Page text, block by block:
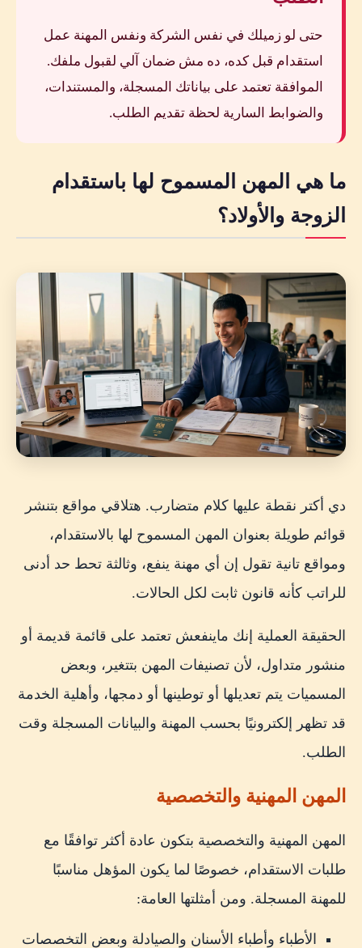
حتى لو زميلك في نفس الشركة ونفس المهنة عمل
استقدام قبل كده، ده مش ضمان آلي لقبول ملفك.
الموافقة تعتمد على بياناتك المسجلة، والمستندات،
والضوابط السارية لحظة تقديم الطلب.
ما هي المهن المسموح لها باستقدام
الزوجة والأولاد؟
دي أكتر نقطة عليها كلام متضارب. هتلاقي مواقع بتنشر
قوائم طويلة بعنوان المهن المسموح لها بالاستقدام،
ومواقع تانية تقول إن أي مهنة ينفع، وثالثة تحط حد أدنى
للراتب كأنه قانون ثابت لكل الحالات.
الحقيقة العملية إنك ماينفعش تعتمد على قائمة قديمة أو
منشور متداول، لأن تصنيفات المهن بتتغير، وبعض
المسميات يتم تعديلها أو توطينها أو دمجها، وأهلية الخدمة
قد تظهر إلكترونيًا بحسب المهنة والبيانات المسجلة وقت
الطلب.
المهن المهنية والتخصصية
المهن المهنية والتخصصية بتكون عادة أكثر توافقًا مع
طلبات الاستقدام، خصوصًا لما يكون المؤهل مناسبًا
للمهنة المسجلة. ومن أمثلتها العامة:
الأطباء وأطباء الأسنان والصيادلة وبعض التخصصات